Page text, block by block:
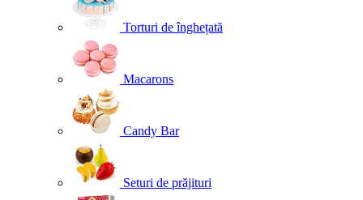
Torturi de înghețată
Macarons
Candy Bar
Seturi de prăjituri